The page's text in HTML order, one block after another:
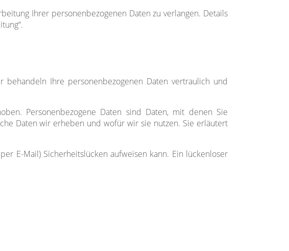
Ihrer personenbezogenen Daten zu verlangen. Details
Ihre personenbezogenen Daten vertraulich und
Personenbezogene Daten sind Daten, mit denen Sie
Daten wir erheben und wofür wir sie nutzen. Sie erläutert
E-Mail) Sicherheitslücken aufweisen kann. Ein lückenloser